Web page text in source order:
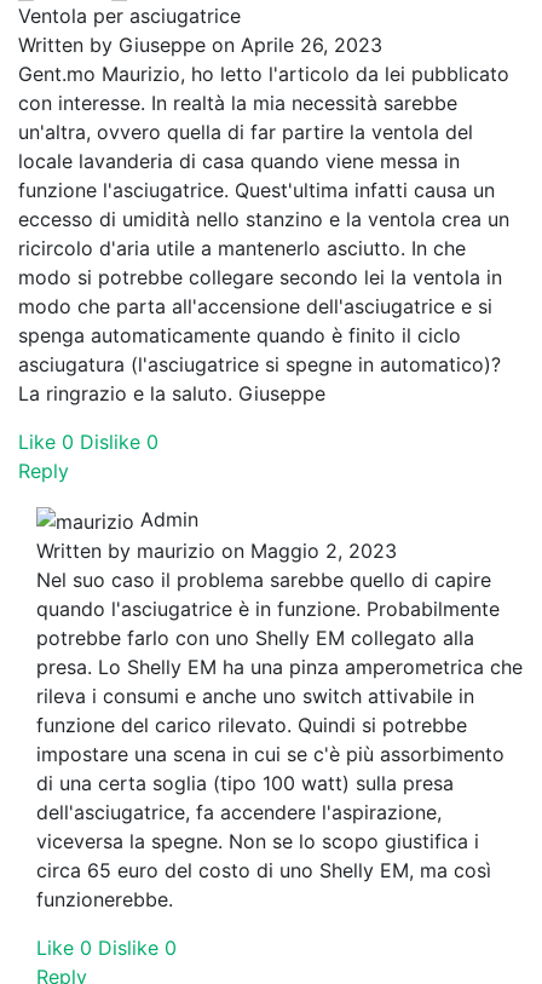
Ventola per asciugatrice
Written by Giuseppe on Aprile 26, 2023
Gent.mo Maurizio, ho letto l'articolo da lei pubblicato
con interesse. In realtà la mia necessità sarebbe
un'altra, ovvero quella di far partire la ventola del
locale lavanderia di casa quando viene messa in
funzione l'asciugatrice. Quest'ultima infatti causa un
eccesso di umidità nello stanzino e la ventola crea un
ricircolo d'aria utile a mantenerlo asciutto. In che
modo si potrebbe collegare secondo lei la ventola in
modo che parta all'accensione dell'asciugatrice e si
spenga automaticamente quando è finito il ciclo
asciugatura (l'asciugatrice si spegne in automatico)?
La ringrazio e la saluto. Giuseppe
Like 0 Dislike 0
Reply
Admin
Written by maurizio on Maggio 2, 2023
Nel suo caso il problema sarebbe quello di capire
quando l'asciugatrice è in funzione. Probabilmente
potrebbe farlo con uno Shelly EM collegato alla
presa. Lo Shelly EM ha una pinza amperometrica che
rileva i consumi e anche uno switch attivabile in
funzione del carico rilevato. Quindi si potrebbe
impostare una scena in cui se c'è più assorbimento
di una certa soglia (tipo 100 watt) sulla presa
dell'asciugatrice, fa accendere l'aspirazione,
viceversa la spegne. Non se lo scopo giustifica i
circa 65 euro del costo di uno Shelly EM, ma così
funzionerebbe.
Like 0 Dislike 0
Reply